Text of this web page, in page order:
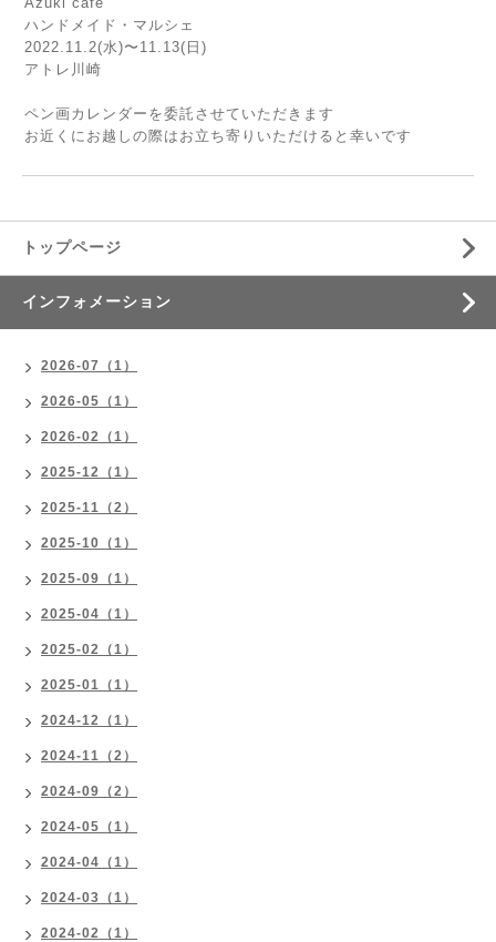
ハンドメイド・マルシェ
2022.11.2(水)〜11.13(日)
アトレ川崎
ペン画カレンダーを委託させていただきます
お近くにお越しの際はお立ち寄りいただけると幸いです
トップページ
インフォメーション
2026-07（1）
2026-05（1）
2026-02（1）
2025-12（1）
2025-11（2）
2025-10（1）
2025-09（1）
2025-04（1）
2025-02（1）
2025-01（1）
2024-12（1）
2024-11（2）
2024-09（2）
2024-05（1）
2024-04（1）
2024-03（1）
2024-02（1）